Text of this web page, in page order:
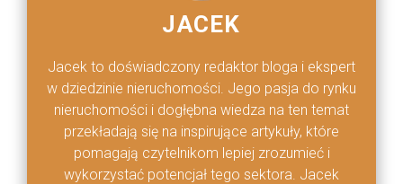
JACEK
Jacek to doświadczony redaktor bloga i ekspert
w dziedzinie nieruchomości. Jego pasja do rynku
nieruchomości i dogłębna wiedza na ten temat
przekładają się na inspirujące artykuły, które
pomagają czytelnikom lepiej zrozumieć i
wykorzystać potencjał tego sektora. Jacek